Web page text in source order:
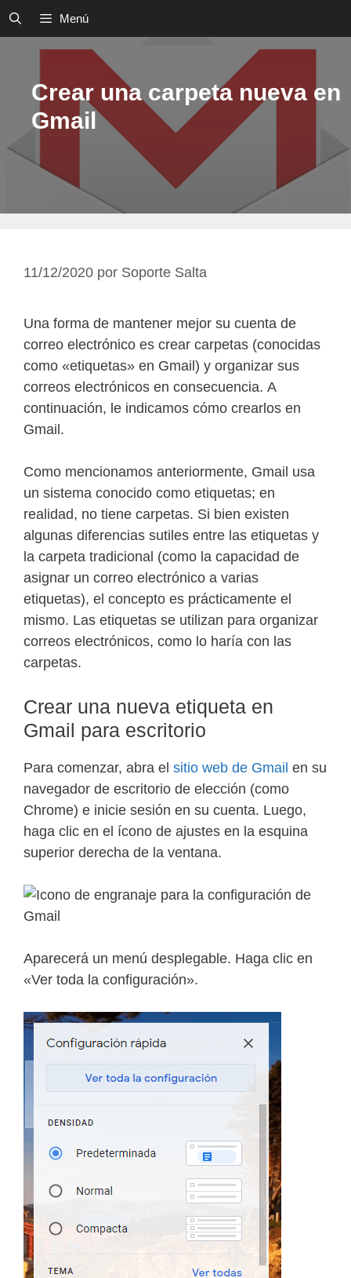
Saltar
contenido
Menú
Crear una carpeta nueva en
Gmail
11/12/2020 por Soporte Salta
Una forma de mantener mejor su cuenta de
correo electrónico es crear carpetas (conocidas
como «etiquetas» en Gmail) y organizar sus
correos electrónicos en consecuencia. A
continuación, le indicamos cómo crearlos en
Gmail.
Como mencionamos anteriormente, Gmail usa
un sistema conocido como etiquetas; en
realidad, no tiene carpetas. Si bien existen
algunas diferencias sutiles entre las etiquetas y
la carpeta tradicional (como la capacidad de
asignar un correo electrónico a varias
etiquetas), el concepto es prácticamente el
mismo. Las etiquetas se utilizan para organizar
correos electrónicos, como lo haría con las
carpetas.
Crear una nueva etiqueta en
Gmail para escritorio
Para comenzar, abra el sitio web de Gmail en su
navegador de escritorio de elección (como
Chrome) e inicie sesión en su cuenta. Luego,
haga clic en el ícono de ajustes en la esquina
superior derecha de la ventana.
Aparecerá un menú desplegable. Haga clic en
«Ver toda la configuración».